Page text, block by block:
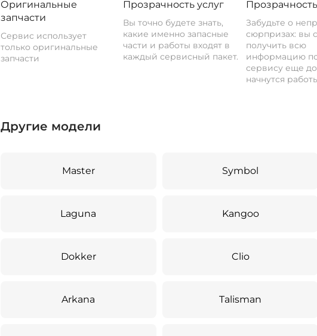
Оригинальные
запчасти
Сервис использует
только оригинальные
запчасти
Прозрачность услуг
Вы точно будете знать,
какие именно запасные
части и работы входят в
каждый сервисный пакет.
Забудьте о
сюрпризах: вы
получить всю
информацию
сервису еще до
начнутся
Другие модели
Master Symbol
Laguna Kangoo
Dokker Clio
Arkana Talisman